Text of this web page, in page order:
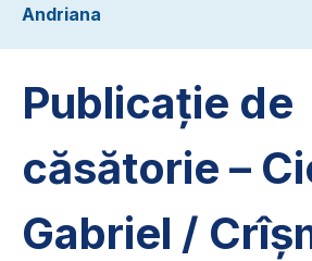
Andriana
Publicație de
căsătorie –
Gabriel /